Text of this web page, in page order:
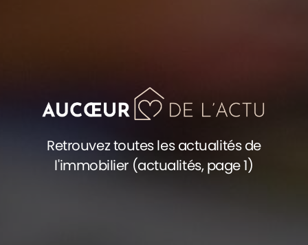
Retrouvez toutes les actualités de
l'immobilier (actualités, page 1)